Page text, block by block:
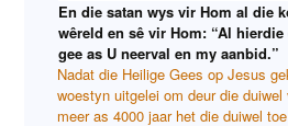
En die satan wys vir Hom al die
wêreld en sê vir Hom: “Al
gee as U neerval en my aanbid.”
Nadat die Heilige Gees op Jesus
woestyn uitgelei om deur die
meer as 4000 jaar het die duiwel